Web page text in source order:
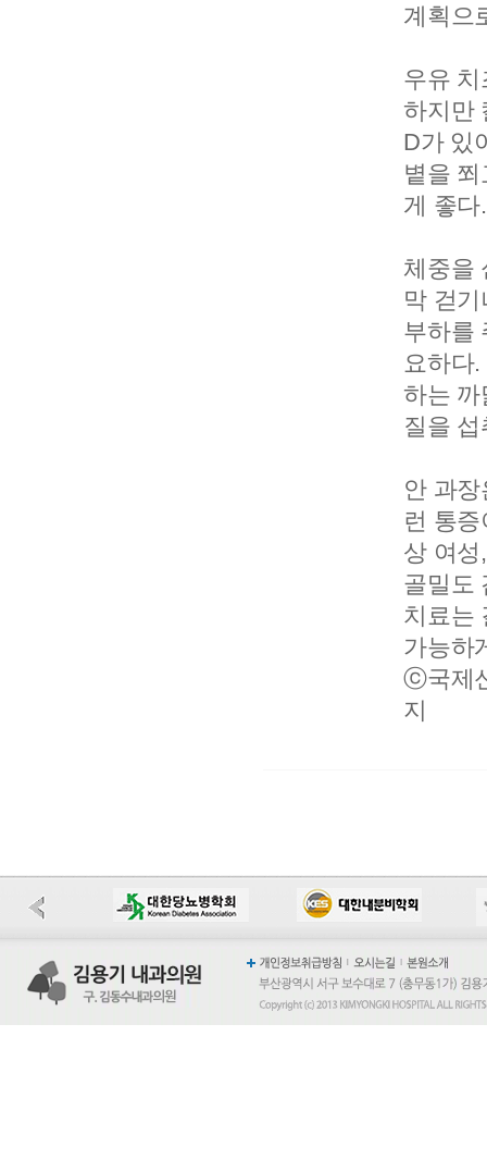
계획으
우유
하지만
D가 있
볕을
게 좋다.
체중을
막 걷
부하를
요하다
하는 까
질을
안 과
런 통증
상 여
골밀도
치료는
가능하
ⓒ국제
지